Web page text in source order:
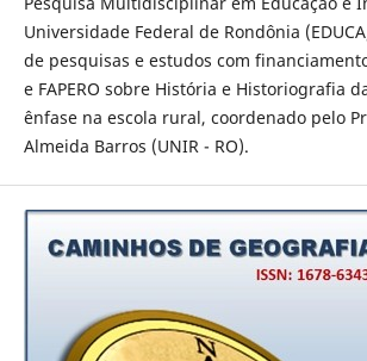
Universidade Federal de Rondônia
de pesquisas e estudos com financiamento
e FAPERO sobre História e Historiografia
ênfase na escola rural, coordenado pelo
Almeida Barros (UNIR - RO).